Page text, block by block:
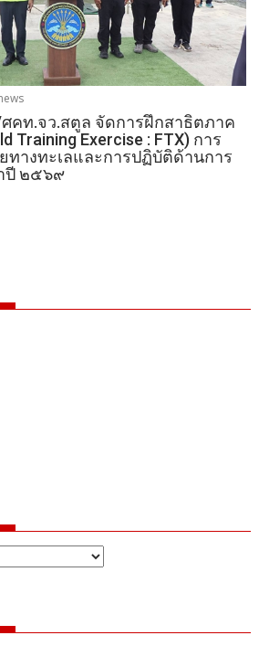
คท.จว.สตูล จัดการฝึกสาธิตภาค
Training Exercise : FTX) การ
ทางทะเลและการปฏิบัติด้านการ
ปี ๒๕๖๙